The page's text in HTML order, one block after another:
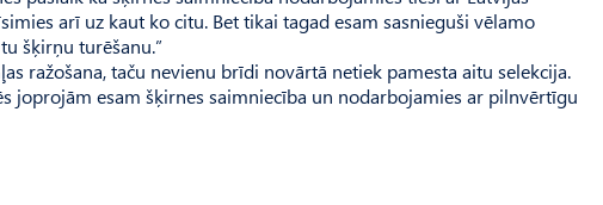
arī uz kaut ko citu. Bet tikai tagad esam sasnieguši vēlamo
šķirņu turēšanu.”
ražošana, taču nevienu brīdi novārtā netiek pamesta aitu selekcija.
joprojām esam šķirnes saimniecība un nodarbojamies ar pilnvērtīgu